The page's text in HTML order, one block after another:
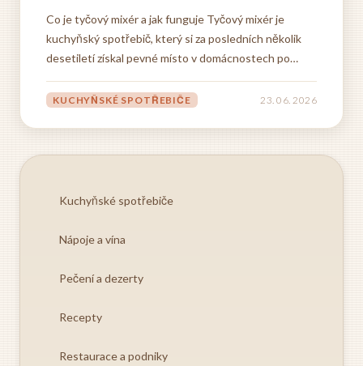
Co je tyčový mixér a jak funguje Tyčový mixér je
kuchyňský spotřebič, který si za posledních několik
desetiletí získal pevné místo v domácnostech po
jde o nástroj mimořádně všestranný, kompaktní a
KUCHYŇSKÉ SPOTŘEBIČE 23. 06. 2026
Kuchyňské spotřebiče
Nápoje a vína
Pečení a dezerty
Recepty
Restaurace a podniky